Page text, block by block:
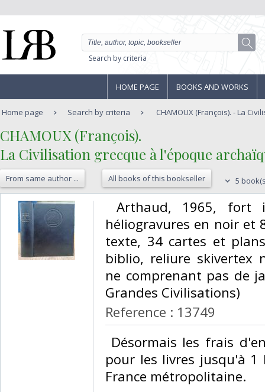
Search by criteria
HOME PAGE BOOKS AND WORKS
Home page Search by criteria CHAMOUX (François). - La
‎CHAMOUX (François).‎
‎La Civilisation grecque à l'époque
From same author ... All books of this bookseller 5
Arthaud, 1965, fort
héliogravures en noir et
texte, 34 cartes et
biblio, reliure skivertex
ne comprenant pas de
Grandes Civilisations)‎
Reference : 13749
Désormais les frais
pour les livres jusqu'à 1
France métropolitaine.‎